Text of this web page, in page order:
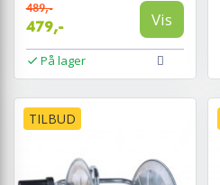
489,-
479,- Vis
På lager
TILBUD